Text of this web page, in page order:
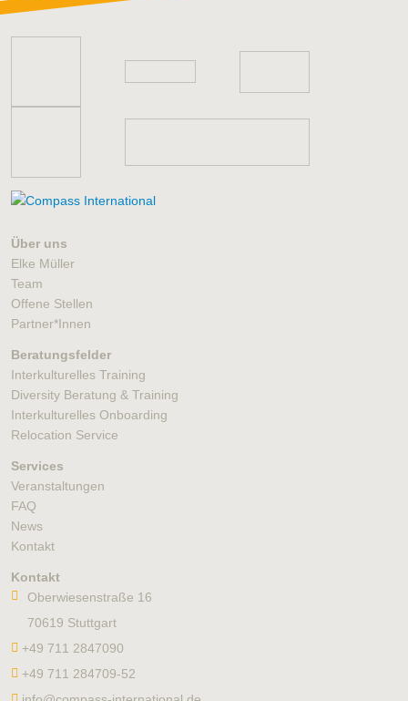
Über uns
Elke Müller
Team
Offene Stellen
Partner*Innen
Beratungsfelder
Interkulturelles Training
Diversity Beratung & Training
Interkulturelles Onboarding
Relocation Service
Services
Veranstaltungen
FAQ
News
Kontakt
Kontakt
Oberwiesenstraße 16
70619 Stuttgart
+49 711 2847090
+49 711 284709-52